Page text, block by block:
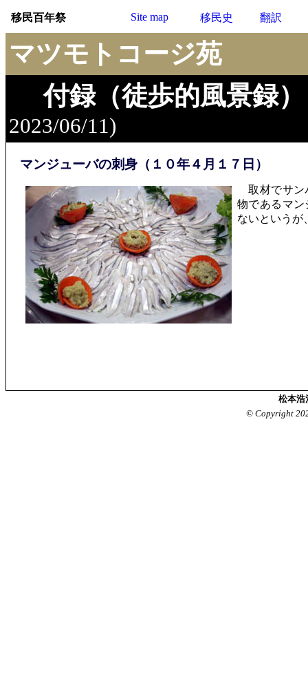
移民百年祭 Site map 移民史 翻訳
マツモトコージ苑
付録（徒歩的風景録）
2023/06/11)
マンジューバの刺身（１０年４月１７日）
取材でサン
物であるマ
ないというが
松本
© Copyright